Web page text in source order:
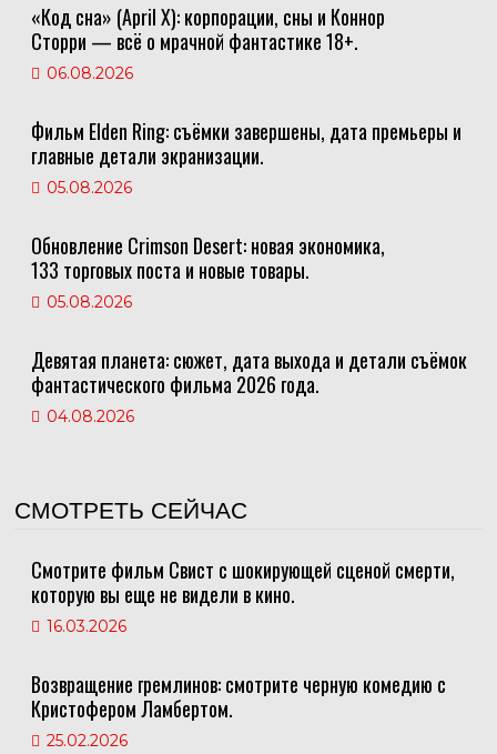
«Код сна» (April X): корпорации, сны и Коннор
Сторри — всё о мрачной фантастике 18+.
06.08.2026
Фильм Elden Ring: съёмки завершены, дата премьеры и
главные детали экранизации.
05.08.2026
Обновление Crimson Desert: новая экономика,
133 торговых поста и новые товары.
05.08.2026
Девятая планета: сюжет, дата выхода и детали съёмок
фантастического фильма 2026 года.
04.08.2026
СМОТРЕТЬ СЕЙЧАС
Смотрите фильм Свист с шокирующей сценой смерти,
которую вы еще не видели в кино.
16.03.2026
Возвращение гремлинов: смотрите черную комедию с
Кристофером Ламбертом.
25.02.2026